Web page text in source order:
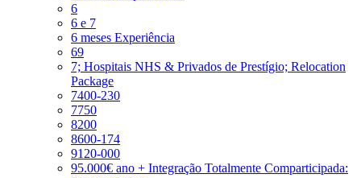
6
6 e 7
6 meses Experiência
69
7; Hospitais NHS & Privados de Prestígio; Relocation
Package
7400-230
7750
8200
8600-174
9120-000
95.000€ ano + Integração Totalmente Comparticipada: